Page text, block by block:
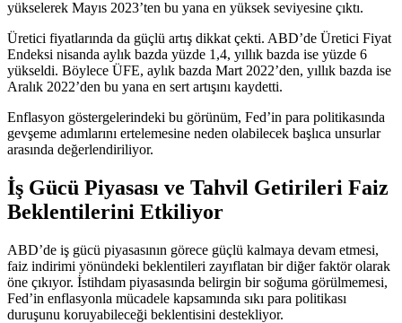
yükselerek Mayıs 2023’ten bu yana en yüksek seviyesine çıktı.
Üretici fiyatlarında da güçlü artış dikkat çekti. ABD’de Üretici Fiyat
Endeksi nisanda aylık bazda yüzde 1,4, yıllık bazda ise yüzde 6
yükseldi. Böylece ÜFE, aylık bazda Mart 2022’den, yıllık bazda ise
Aralık 2022’den bu yana en sert artışını kaydetti.
Enflasyon göstergelerindeki bu görünüm, Fed’in para politikasında
gevşeme adımlarını ertelemesine neden olabilecek başlıca unsurlar
arasında değerlendiriliyor.
İş Gücü Piyasası ve Tahvil Getirileri Faiz
Beklentilerini Etkiliyor
ABD’de iş gücü piyasasının görece güçlü kalmaya devam etmesi,
faiz indirimi yönündeki beklentileri zayıflatan bir diğer faktör olarak
öne çıkıyor. İstihdam piyasasında belirgin bir soğuma görülmemesi,
Fed’in enflasyonla mücadele kapsamında sıkı para politikası
duruşunu koruyabileceği beklentisini destekliyor.